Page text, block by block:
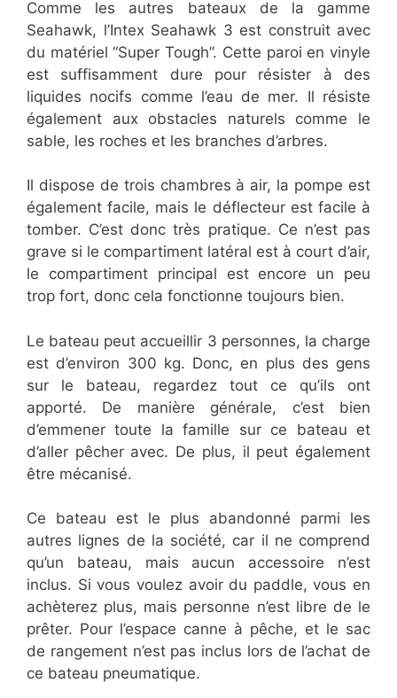
Comme les autres bateaux de la gamme
Seahawk, l’Intex Seahawk 3 est construit avec
du matériel “Super Tough”. Cette paroi en vinyle
est suffisamment dure pour résister à des
liquides nocifs comme l’eau de mer. Il résiste
également aux obstacles naturels comme le
sable, les roches et les branches d’arbres.
Il dispose de trois chambres à air, la pompe est
également facile, mais le déflecteur est facile à
tomber. C’est donc très pratique. Ce n’est pas
grave si le compartiment latéral est à court d’air,
le compartiment principal est encore un peu
trop fort, donc cela fonctionne toujours bien.
Le bateau peut accueillir 3 personnes, la charge
est d’environ 300 kg. Donc, en plus des gens
sur le bateau, regardez tout ce qu’ils ont
apporté. De manière générale, c’est bien
d’emmener toute la famille sur ce bateau et
d’aller pêcher avec. De plus, il peut également
être mécanisé.
Ce bateau est le plus abandonné parmi les
autres lignes de la société, car il ne comprend
qu’un bateau, mais aucun accessoire n’est
inclus. Si vous voulez avoir du paddle, vous en
achèterez plus, mais personne n’est libre de le
prêter. Pour l’espace canne à pêche, et le sac
de rangement n’est pas inclus lors de l’achat de
ce bateau pneumatique.